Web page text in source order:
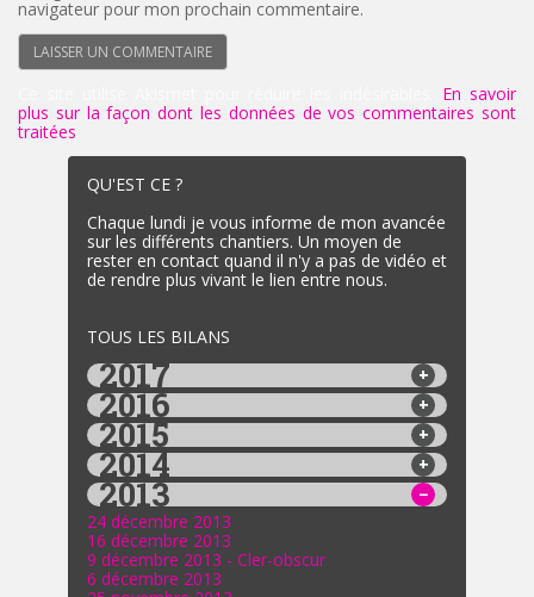
navigateur pour mon prochain commentaire.
En savoir
plus sur la façon dont les données de vos commentaires sont
traitées
QU'EST CE ?
Chaque lundi je vous informe de mon avancée
sur les différents chantiers. Un moyen de
rester en contact quand il n'y a pas de vidéo et
de rendre plus vivant le lien entre nous.
TOUS LES BILANS
2017
2016
2015
2014
2013
24 décembre 2013
16 décembre 2013
9 décembre 2013 - Cler-obscur
6 décembre 2013